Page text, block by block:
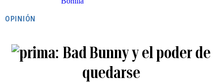
OPINIÓN
Bad Bunny y el poder de
quedarse